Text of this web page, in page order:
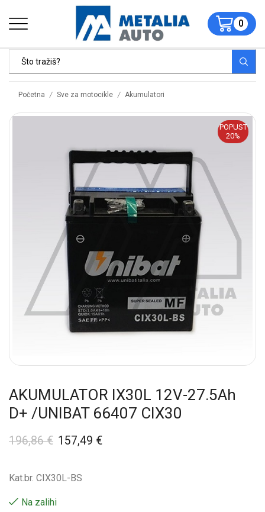
0
Početna / Sve za motocikle / Akumulatori
POPUST
20%
AKUMULATOR IX30L 12V-27.5Ah
D+ /UNIBAT 66407 CIX30
196,86€ 157,49 €
Kat.br. CIX30L-BS
Na zalihi